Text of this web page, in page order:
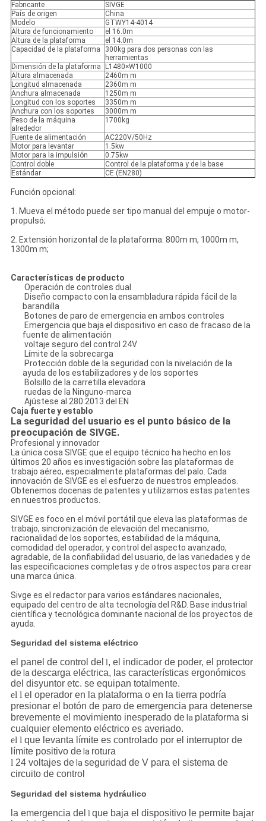
Fabricante
SIVGE
País de origen
China
Modelo
GTWY14-4014
Altura de funcionamiento
el 16.0m
Altura de la plataforma
el 14.0m
Capacidad de la plataforma
300kg para dos personas con las
herramientas
Dimensión de la plataforma
L1480×W1000
Altura almacenada
2460m m
Longitud almacenada
2360m m
Anchura almacenada
1250m m
Longitud con los soportes
3350m m
Anchura con los soportes
3000m m
Peso de la máquina
alrededor
1700kg
Fuente de alimentación
AC220V/50Hz
Motor para levantar
1.5kw
Motor para la impulsión
0.75kw
Control doble
Control de la plataforma y de la base
Estándar
CE (EN280)
Función opcional:
1. Mueva el método puede ser tipo manual del empuje o motor-
propulsó;
2. Extensión horizontal de la plataforma: 800m m, 1000m m,
1300m m;
Características de producto
Operación de controles dual
Diseño compacto con la ensambladura rápida fácil de la
barandilla
Botones de paro de emergencia en ambos controles
Emergencia que baja el dispositivo en caso de fracaso de la
fuente de alimentación
voltaje seguro del control 24V
Límite de la sobrecarga
Protección doble de la seguridad con la nivelación de la
ayuda de los estabilizadores y de los soportes
Bolsillo de la carretilla elevadora
ruedas de la Ninguno-marca
Ajústese al 280:2013 del EN
Caja fuerte y establo
La seguridad del usuario es el punto básico de la
preocupación de SIVGE.
Profesional y innovador
La única cosa SIVGE que el equipo técnico ha hecho en los
últimos 20 años es investigación sobre las plataformas de
trabajo aéreo, especialmente plataformas del palo. Cada
innovación de SIVGE es el esfuerzo de nuestros empleados.
Obtenemos docenas de patentes y utilizamos estas patentes
en nuestros productos.
SIVGE es foco en el móvil portátil que eleva las plataformas de
trabajo, sincronización de elevación del mecanismo,
racionalidad de los soportes, estabilidad de la máquina,
comodidad del operador, y control del aspecto avanzado,
agradable, de la confiabilidad del usuario, de las variedades y de
las especificaciones completas y de otros aspectos para crear
una marca única.
Sivge es el redactor para varios estándares nacionales,
equipado del centro de alta tecnología del R&D. Base industrial
científica y tecnológica dominante nacional de los proyectos de
ayuda.
Seguridad del sistema eléctrico
el panel de control del l, el indicador de poder, el protector
deladescarga eléctrica, las características ergonómicos
del disyuntor etc. se equipan totalmente.
el l el operador en la plataforma o en la tierra podría
presionar el botón de paro de emergencia para detenerse
brevemente el movimiento inesperado dela plataforma si
cualquier elemento eléctrico es averiado.
el l que levanta límite es controlado por el interruptor de
límite positivo dela rotura
l 24 voltajes delaseguridad de V para el sistema de
circuito de control
Seguridad del sistema hydráulico
la emergencia del l que baja el dispositivo le permite bajar